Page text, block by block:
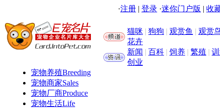
·注册 | 登录 ·迷你门户版 | 收
猫咪 | 狗狗 | 观赏鱼 | 观赏
花卉
新闻 | 百科 | 饲养 | 繁殖 |
创业
宠物养殖Breeding
宠物商家Sales
宠物厂商Produce
宠物生活Life